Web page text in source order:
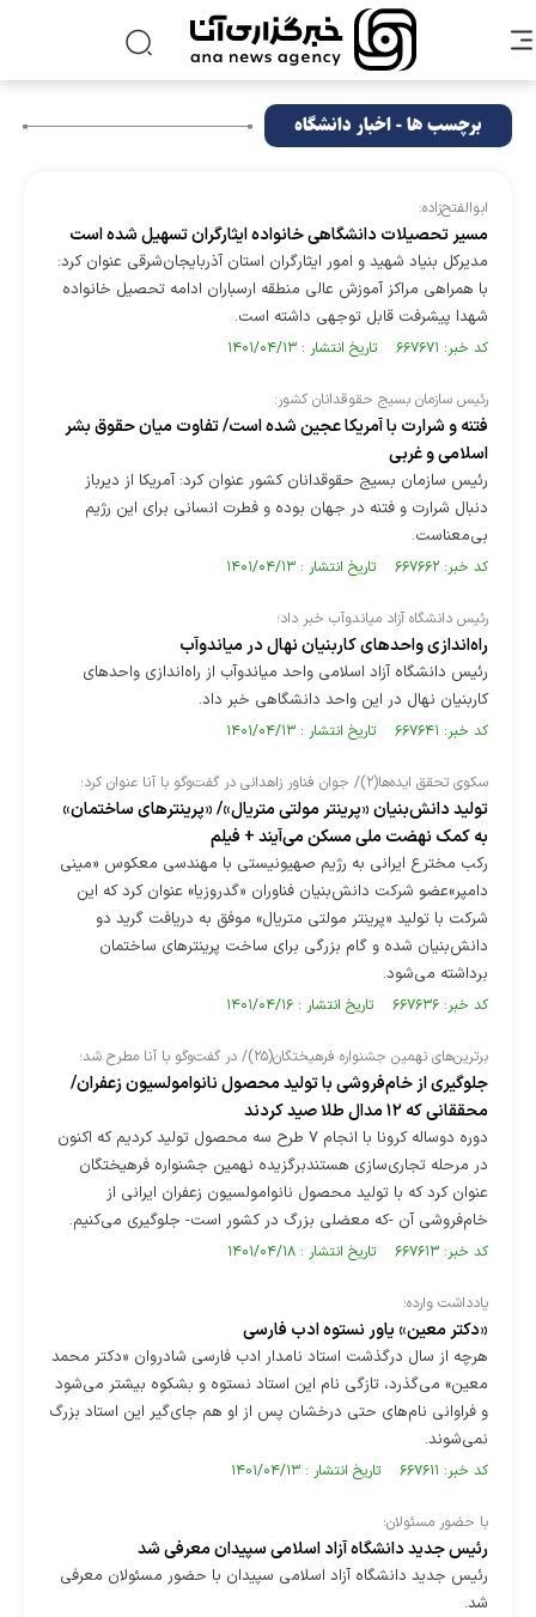
برچسب ها - اخبار دانشگاه
ابوالفتح‌زاده:
مسیر تحصیلات دانشگاهی خانواده‌ ایثارگران تسهیل شده است
مدیرکل بنیاد شهید و امور ایثارگران استان آذربایجان‌شرقی عنوان کرد:
با همراهی مراکز آموزش عالی منطقه ارسباران ادامه تحصیل خانواده
شهدا پیشرفت قابل توجهی داشته است.
کد خبر: ۶۶۷۶۷۱ تاریخ انتشار : ۱۴۰۱/۰۴/۱۳
رئیس سازمان بسیج حقوقدانان کشور:
فتنه و شرارت با آمریکا عجین شده است/ تفاوت میان حقوق بشر
اسلامی و غربی
رئیس سازمان بسیج حقوقدانان کشور عنوان کرد: آمریکا از دیرباز
دنبال شرارت و فتنه در جهان بوده و فطرت انسانی برای این رژیم
بی‌معناست.
کد خبر: ۶۶۷۶۶۲ تاریخ انتشار : ۱۴۰۱/۰۴/۱۳
رئیس دانشگاه آزاد میاندوآب خبر داد؛
راه‌اندازی واحدهای کاربنیان نهال در میاندوآب
رئیس دانشگاه آزاد اسلامی واحد میاندوآب از راه‌اندازی واحدهای
کاربنیان نهال در این واحد دانشگاهی خبر داد.
کد خبر: ۶۶۷۶۴۱ تاریخ انتشار : ۱۴۰۱/۰۴/۱۳
سکوی تحقق ایده‌ها(۲)/ جوان فناور زاهدانی در گفت‌وگو با آنا عنوان کرد؛
تولید دانش‌بنیان «پرینتر مولتی متریال»/ «پرینترهای ساختمان»
به کمک نهضت ملی مسکن می‌آیند + فیلم
رکب مخترع ایرانی به رژیم صهیونیستی با مهندسی معکوس «مینی
دامپر»عضو شرکت دانش‌بنیان فناوران «گدروزیا» عنوان کرد که این
شرکت با تولید «پرینتر مولتی متریال» موفق به دریافت گرید دو
دانش‌بنیان شده و گام بزرگی برای ساخت پرینترهای ساختمان
برداشته می‌شود.
کد خبر: ۶۶۷۶۳۶ تاریخ انتشار : ۱۴۰۱/۰۴/۱۶
برترین‌های نهمین جشنواره فرهیختگان(۲۵)/ در گفت‌وگو با آنا مطرح شد؛
جلوگیری از خام‌فروشی با تولید محصول نانوامولسیون زعفران/
محققانی که ۱۲ مدال طلا صید کردند
دوره دوساله کرونا با انجام ۷ طرح سه محصول تولید کردیم که اکنون
در مرحله تجاری‌سازی هستندبرگزیده نهمین جشنواره فرهیختگان
عنوان کرد که با تولید محصول نانوامولسیون زعفران ایرانی از
خام‌فروشی آن -که معضلی بزرگ در کشور است- جلوگیری می‌کنیم.
کد خبر: ۶۶۷۶۱۳ تاریخ انتشار : ۱۴۰۱/۰۴/۱۸
یادداشت وارده؛
«دکتر معین» یاور نستوه ادب فارسی
هرچه از سال درگذشت استاد نامدار ادب فارسی شادروان «دکتر محمد
معین» می‌گذرد، تازگی نام این استاد نستوه و بشکوه بیشتر می‌شود
و فراوانی نام‌های حتی درخشان پس از او هم جای‌گیر این استاد بزرگ
نمی‌شوند.
کد خبر: ۶۶۷۶۱۱ تاریخ انتشار : ۱۴۰۱/۰۴/۱۳
با حضور مسئولان؛
رئیس جدید دانشگاه آزاد اسلامی سپیدان معرفی شد
رئیس جدید دانشگاه آزاد اسلامی سپیدان با حضور مسئولان معرفی
شد.